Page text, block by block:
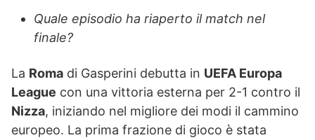
Quale episodio ha riaperto il match nel
finale?
La Roma di Gasperini debutta in UEFA Europa
League con una vittoria esterna per 2-1 contro il
Nizza, iniziando nel migliore dei modi il cammino
europeo. La prima frazione di gioco è stata